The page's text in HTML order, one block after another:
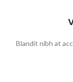
Blandit nibh at